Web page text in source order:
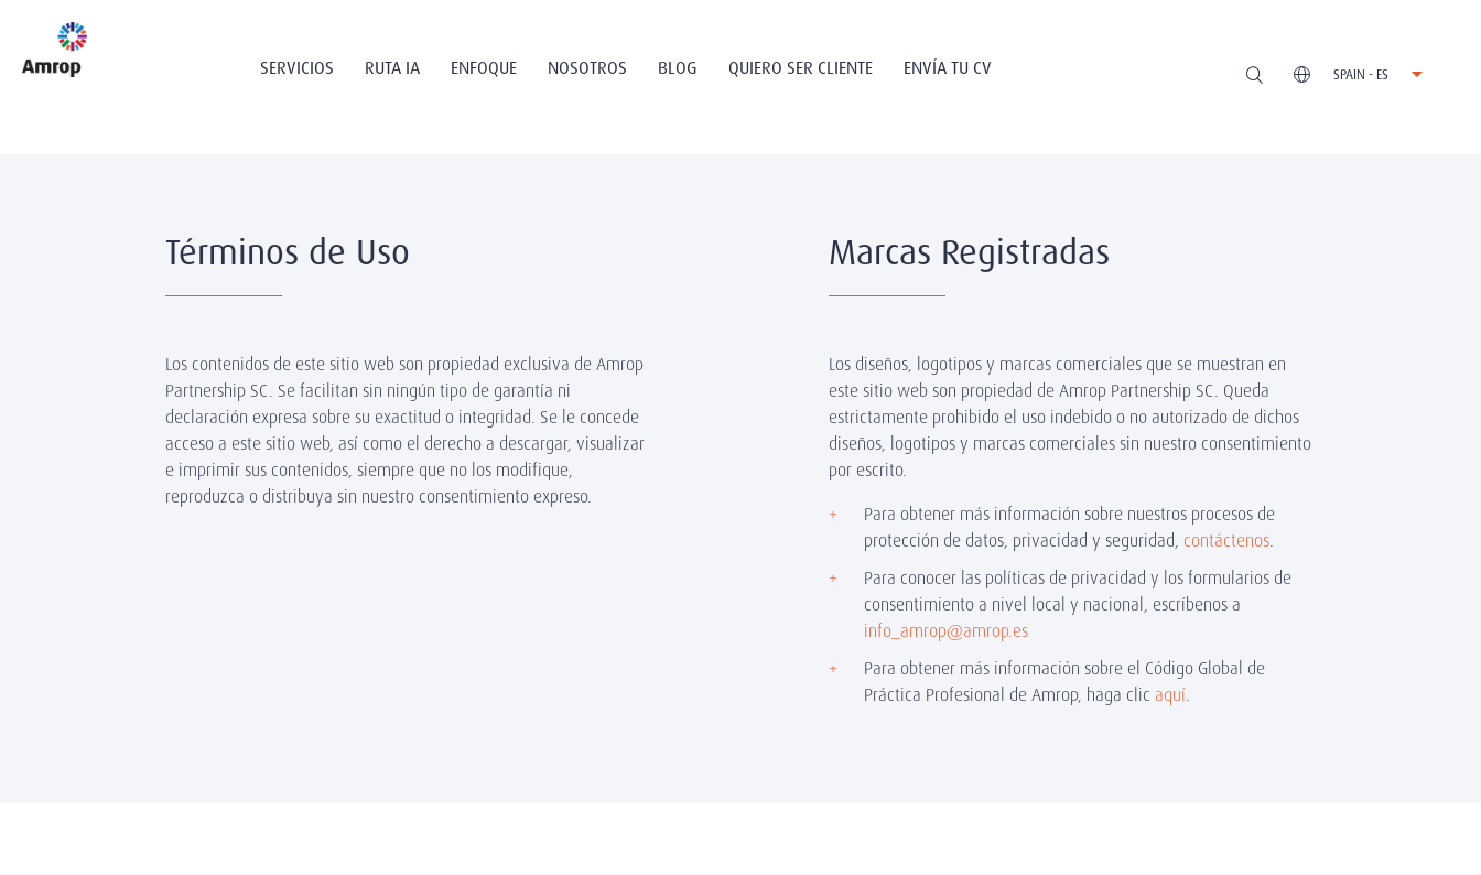
SERVICIOS RUTA IA ENFOQUE NOSOTROS BLOG QUIERO SER CLIENTE ENVÍA TU CV SPAIN - ES
Términos de Uso
Los contenidos de este sitio web son propiedad exclusiva de Amrop
Partnership SC. Se facilitan sin ningún tipo de garantía ni
declaración expresa sobre su exactitud o integridad. Se le concede
acceso a este sitio web, así como el derecho a descargar, visualizar
e imprimir sus contenidos, siempre que no los modifique,
reproduzca o distribuya sin nuestro consentimiento expreso.
Marcas Registradas
Los diseños, logotipos y marcas comerciales que se muestran en
este sitio web son propiedad de Amrop Partnership SC. Queda
estrictamente prohibido el uso indebido o no autorizado de dichos
diseños, logotipos y marcas comerciales sin nuestro consentimiento
por escrito.
Para obtener más información sobre nuestros procesos de
protección de datos, privacidad y seguridad, contáctenos.
Para conocer las políticas de privacidad y los formularios de
consentimiento a nivel local y nacional, escríbenos a
info_amrop@amrop.es
Para obtener más información sobre el Código Global de
Práctica Profesional de Amrop, haga clic aquí.